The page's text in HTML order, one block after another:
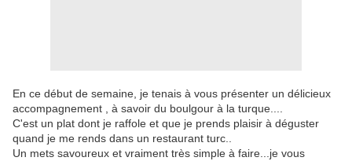
En ce début de semaine, je tenais à vous présenter un délicieux
accompagnement , à savoir du boulgour à la turque....
C'est un plat dont je raffole et que je prends plaisir à déguster
quand je me rends dans un restaurant turc..
Un mets savoureux et vraiment très simple à faire...je vous